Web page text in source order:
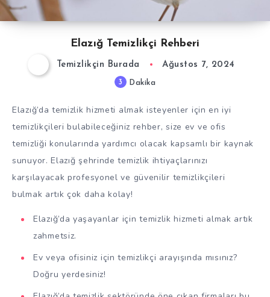
Elazığ Temizlikçi Rehberi
Temizlikçin Burada Ağustos 7, 2024
3 Dakika
Elazığ’da temizlik hizmeti almak isteyenler için en iyi
temizlikçileri bulabileceğiniz rehber, size ev ve ofis
temizliği konularında yardımcı olacak kapsamlı bir kaynak
sunuyor. Elazığ şehrinde temizlik ihtiyaçlarınızı
karşılayacak profesyonel ve güvenilir temizlikçileri
bulmak artık çok daha kolay!
Elazığ’da yaşayanlar için temizlik hizmeti almak artık
zahmetsiz.
Ev veya ofisiniz için temizlikçi arayışında mısınız?
Doğru yerdesiniz!